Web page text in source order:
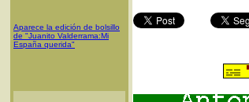
Aparece la edición de bolsillo
de "Juanito Valderrama:Mi
España querida"